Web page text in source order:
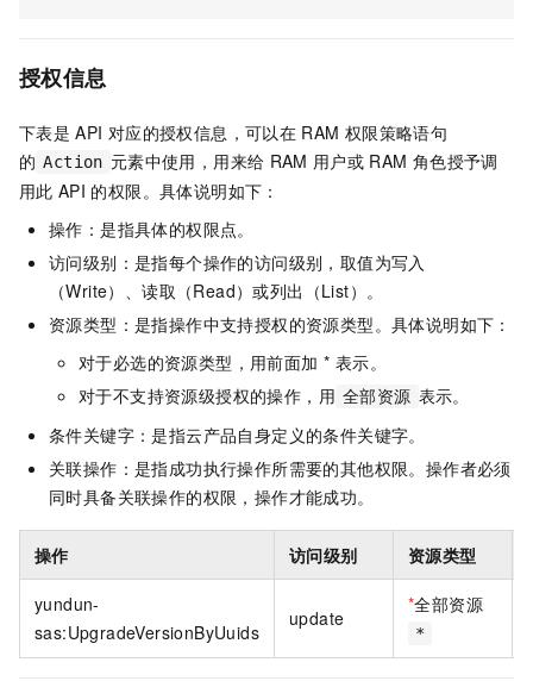
授权信息
下表是 API 对应的授权信息，可以在 RAM 权限策略语句
的 Action 元素中使用，用来给 RAM 用户或 RAM 角色授予调
用此 API 的权限。具体说明如下：
操作：是指具体的权限点。
访问级别：是指每个操作的访问级别，取值为写入
（Write）、读取（Read）或列出（List）。
资源类型：是指操作中支持授权的资源类型。具体说明如下：
对于必选的资源类型，用前面加 * 表示。
对于不支持资源级授权的操作，用 全部资源 表示。
条件关键字：是指云产品自身定义的条件关键字。
关联操作：是指成功执行操作所需要的其他权限。操作者必须
同时具备关联操作的权限，操作才能成功。
操作 访问级别 资源类型
yundun-
sas:UpgradeVersionByUuids
update
*全部资源
*